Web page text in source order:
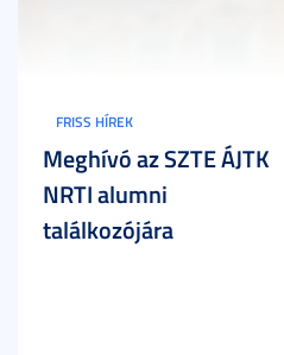
FRISS HÍREK
Meghívó az SZTE ÁJTK
NRTI alumni
találkozójára